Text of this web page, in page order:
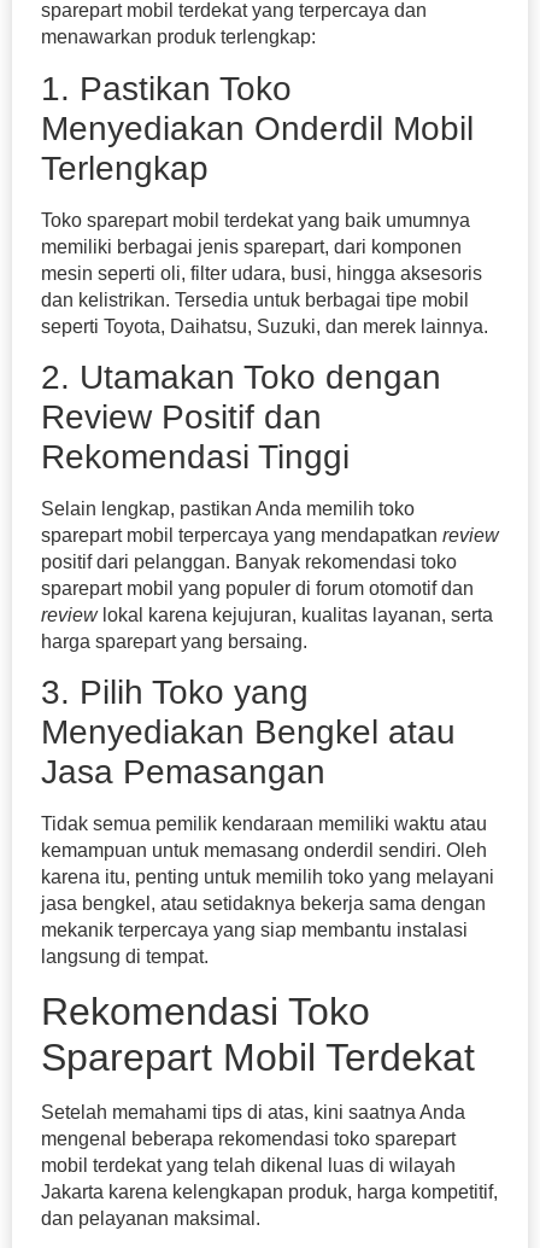
sparepart mobil terdekat yang terpercaya dan
menawarkan produk terlengkap:
1. Pastikan Toko
Menyediakan Onderdil Mobil
Terlengkap
Toko sparepart mobil terdekat yang baik umumnya
memiliki berbagai jenis sparepart, dari komponen
mesin seperti oli, filter udara, busi, hingga aksesoris
dan kelistrikan. Tersedia untuk berbagai tipe mobil
seperti Toyota, Daihatsu, Suzuki, dan merek lainnya.
2. Utamakan Toko dengan
Review Positif dan
Rekomendasi Tinggi
Selain lengkap, pastikan Anda memilih toko
sparepart mobil terpercaya yang mendapatkan review
positif dari pelanggan. Banyak rekomendasi toko
sparepart mobil yang populer di forum otomotif dan
reviewlokal karena kejujuran, kualitas layanan, serta
harga sparepart yang bersaing.
3. Pilih Toko yang
Menyediakan Bengkel atau
Jasa Pemasangan
Tidak semua pemilik kendaraan memiliki waktu atau
kemampuan untuk memasang onderdil sendiri. Oleh
karena itu, penting untuk memilih toko yang melayani
jasa bengkel, atau setidaknya bekerja sama dengan
mekanik terpercaya yang siap membantu instalasi
langsung di tempat.
Rekomendasi Toko
Sparepart Mobil Terdekat
Setelah memahami tips di atas, kini saatnya Anda
mengenal beberapa rekomendasi toko sparepart
mobil terdekat yang telah dikenal luas di wilayah
Jakarta karena kelengkapan produk, harga kompetitif,
dan pelayanan maksimal.